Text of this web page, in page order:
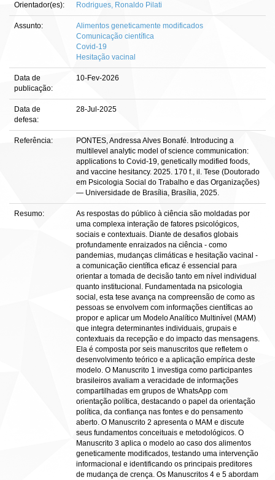
Orientador(es): Rodrigues, Ronaldo Pilati
Assunto:
Alimentos geneticamente modificados
Comunicação científica
Covid-19
Hesitação vacinal
Data de
publicação:
10-Fev-2026
Data de
defesa:
28-Jul-2025
Referência:
PONTES, Andressa Alves Bonafé. Introducing a
multilevel analytic model of science communication:
applications to Covid-19, genetically modified foods,
and vaccine hesitancy. 2025. 170 f., il. Tese (Doutorado
em Psicologia Social do Trabalho e das Organizações)
— Universidade de Brasília, Brasília, 2025.
Resumo:
As respostas do público à ciência são moldadas por
uma complexa interação de fatores psicológicos,
sociais e contextuais. Diante de desafios globais
profundamente enraizados na ciência - como
pandemias, mudanças climáticas e hesitação vacinal -
a comunicação científica eficaz é essencial para
orientar a tomada de decisão tanto em nível individual
quanto institucional. Fundamentada na psicologia
social, esta tese avança na compreensão de como as
pessoas se envolvem com informações científicas ao
propor e aplicar um Modelo Analítico Multinível (MAM)
que integra determinantes individuais, grupais e
contextuais da recepção e do impacto das mensagens.
Ela é composta por seis manuscritos que refletem o
desenvolvimento teórico e a aplicação empírica deste
modelo. O Manuscrito 1 investiga como participantes
brasileiros avaliam a veracidade de informações
compartilhadas em grupos de WhatsApp com
orientação política, destacando o papel da orientação
política, da confiança nas fontes e do pensamento
aberto. O Manuscrito 2 apresenta o MAM e discute
seus fundamentos conceituais e metodológicos. O
Manuscrito 3 aplica o modelo ao caso dos alimentos
geneticamente modificados, testando uma intervenção
informacional e identificando os principais preditores
de mudança de crença. Os Manuscritos 4 e 5 abordam